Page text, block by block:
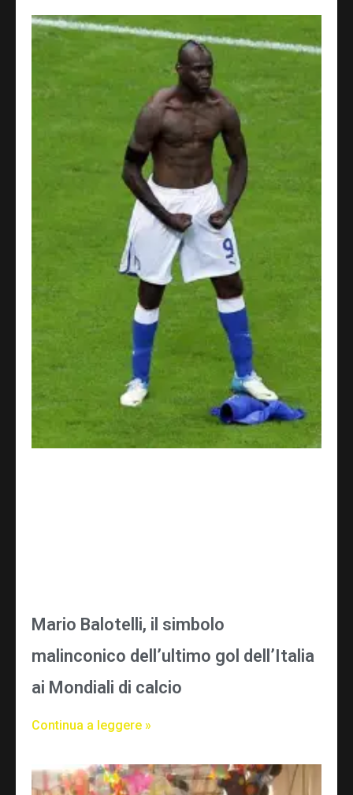
Mario Balotelli, il simbolo
malinconico dell’ultimo gol dell’Italia
ai Mondiali di calcio
Continua a leggere »